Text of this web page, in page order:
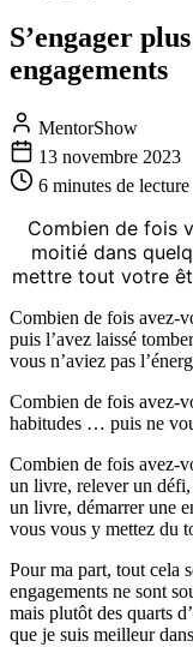
S’engager
engagements
MentorShow
13 novembre 2023
6 minutes de lecture
Combien de fois
moitié dans
mettre tout votre
Combien de fois avez-
puis l’avez laissé
vous n’aviez pas
Combien de fois avez-
habitudes … puis ne
Combien de fois avez-
un livre, relever un défi,
un livre, démarrer une
vous vous y mettez du
Pour ma part, tout cela
engagements ne sont
mais plutôt des quarts
que je suis meilleur